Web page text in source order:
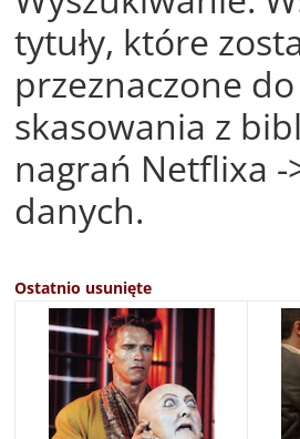
tytuły, które
przeznaczone do
skasowania z
nagrań Netflixa
danych.
Ostatnio usunięte